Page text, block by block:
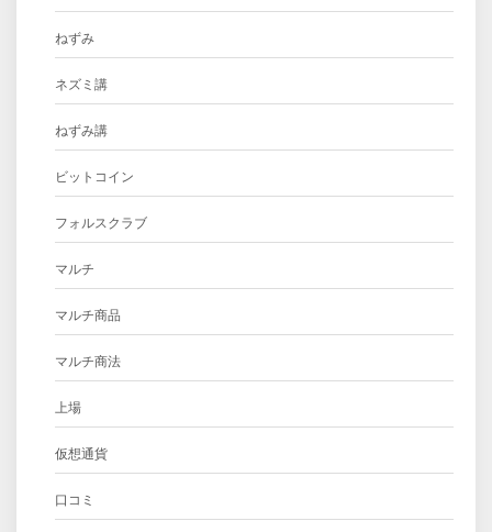
ねずみ
ネズミ講
ねずみ講
ビットコイン
フォルスクラブ
マルチ
マルチ商品
マルチ商法
上場
仮想通貨
口コミ